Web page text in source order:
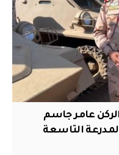
عامر جاسم
التاسعة